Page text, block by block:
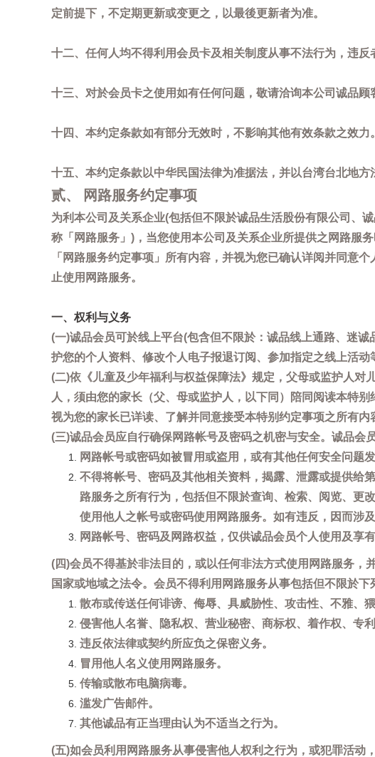
定前提下，不定期更新或变更之，以最後更新者为准。
十二、任何人均不得利用会员卡及相关制度从事不法行为，违反
十三、对於会员卡之使用如有任何问题，敬请洽询本公司诚品顾
十四、本约定条款如有部分无效时，不影响其他有效条款之效
十五、本约定条款以中华民国法律为准据法，并以台湾台北地方
贰、 网路服务约定事项
为利本公司及关系企业(包括但不限於诚品生活股份有限公司、
称「网路服务」)，当您使用本公司及关系企业所提供之网路服
「网路服务约定事项」所有内容，并视为您已确认详阅并同意
止使用网路服务。
一、权利与义务
(一)诚品会员可於线上平台(包含但不限於：诚品线上通路、迷
护您的个人资料、修改个人电子报退订阅、参加指定之线上活动
(二)依《儿童及少年福利与权益保障法》规定，父母或监护人
人，须由您的家长（父、母或监护人，以下同）陪同阅读本特
视为您的家长已详读、了解并同意接受本特别约定事项之所有内
(三)诚品会员应自行确保网路帐号及密码之机密与安全。诚品会
网路帐号或密码如被冒用或盗用，或有其他任何安全问题
不得将帐号、密码及其他相关资料，揭露、泄露或提供给
路服务之所有行为，包括但不限於查询、检索、阅览、更
使用他人之帐号或密码使用网路服务。如有违反，因而涉
网路帐号、密码及网路权益，仅供诚品会员个人使用及享
(四)会员不得基於非法目的，或以任何非法方式使用网路服务
国家或地域之法令。会员不得利用网路服务从事包括但不限於下
散布或传送任何诽谤、侮辱、具威胁性、攻击性、不雅、
侵害他人名誉、隐私权、营业秘密、商标权、着作权、专
违反依法律或契约所应负之保密义务。
冒用他人名义使用网路服务。
传输或散布电脑病毒。
滥发广告邮件。
其他诚品有正当理由认为不适当之行为。
(五)如会员利用网路服务从事侵害他人权利之行为，或犯罪活